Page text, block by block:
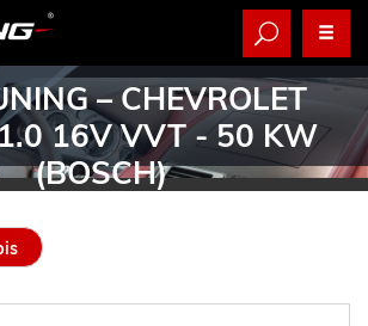
– CHEVROLET
16V VVT - 50 KW
(BOSCH)